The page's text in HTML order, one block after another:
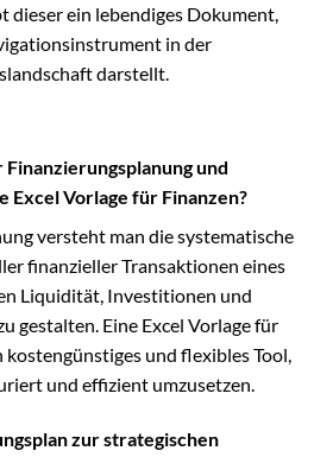
dieser ein lebendiges Dokument,
in der
darstellt.
und
Excel Vorlage für Finanzen?
versteht man die systematische
finanzieller Transaktionen eines
Liquidität, Investitionen und
gestalten. Eine Excel Vorlage für
und flexibles Tool,
und effizient umzusetzen.
zur strategischen